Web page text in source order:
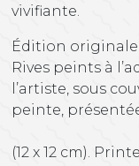
vivifiante.
Édition originale
Rives peints à
l’artiste, sous
peinte,
(12 x 12 cm).